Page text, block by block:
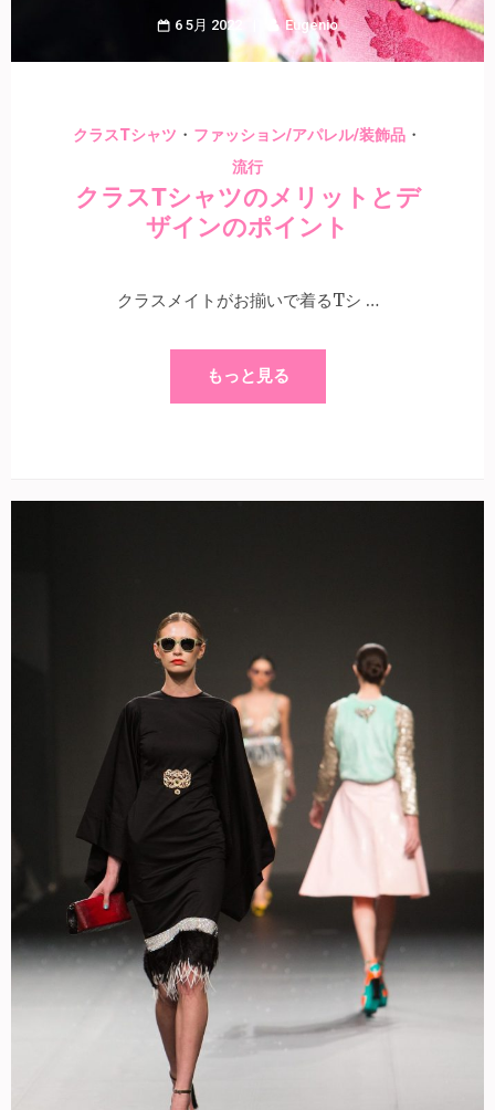
6 5月 2022 Eugenio
クラスTシャツ ・ ファッション/アパレル/装飾品 ・
流行
クラスTシャツのメリットとデ
ザインのポイント
クラスメイトがお揃いで着るTシ …
もっと見る